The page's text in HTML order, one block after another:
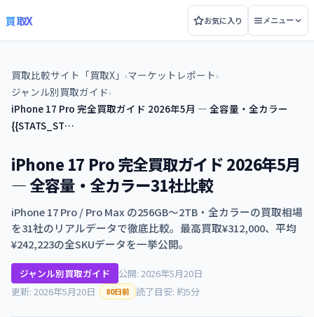
買取X お気に入り メニュー
買取比較サイト「買取X」 ›マーケットレポート›
ジャンル別買取ガイド›
iPhone 17 Pro 完全買取ガイド 2026年5月 — 全容量・全カラー
{{STATS_ST…
iPhone 17 Pro 完全買取ガイド 2026年5月
— 全容量・全カラー31社比較
iPhone 17 Pro / Pro Max の256GB〜2TB・全カラーの買取相場
を31社のリアルデータで徹底比較。最高買取¥312,000、平均
¥242,223の全SKUデータを一挙公開。
ジャンル別買取ガイド
公開: 2026年5月20日
更新: 2026年5月20日
80日前 読了目安: 約5分